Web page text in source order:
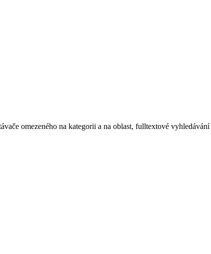
omezeného na kategorii a na oblast, fulltextové